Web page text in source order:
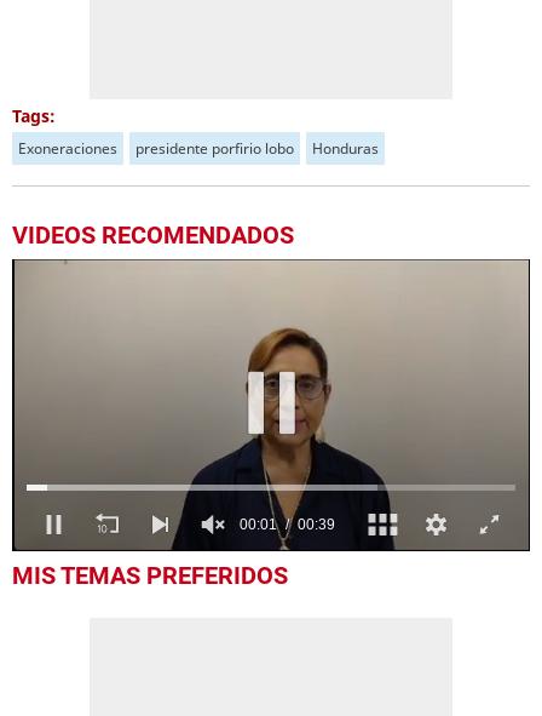
Tags:
Exoneraciones presidente porfirio lobo Honduras
VIDEOS RECOMENDADOS
seconds
MIS TEMAS PREFERIDOS